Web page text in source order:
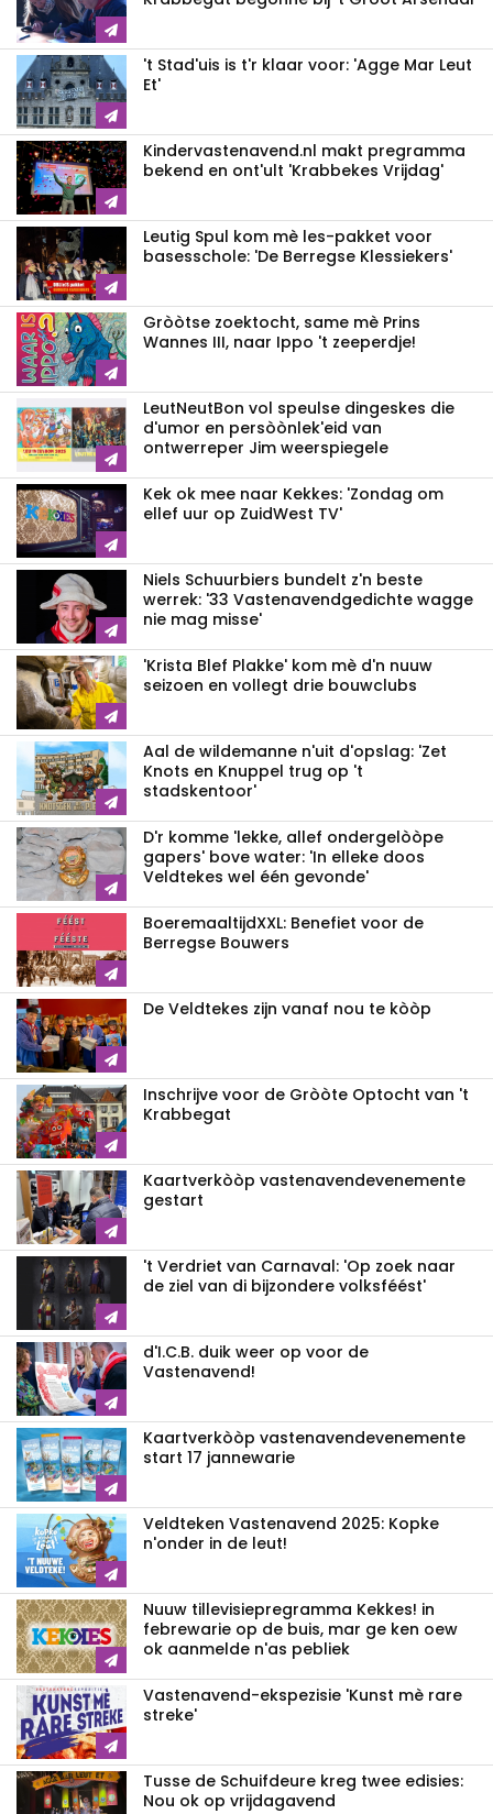
't Stad'uis is t'r klaar voor: 'Agge Mar Leut
Et'
Kindervastenavend.nl makt pregramma
bekend en ont'ult 'Krabbekes Vrijdag'
Leutig Spul kom mè les-pakket voor
basesschole: 'De Berregse Klessiekers'
Gròòtse zoektocht, same mè Prins
Wannes III, naar Ippo 't zeeperdje!
LeutNeutBon vol speulse dingeskes die
d'umor en persòònlek'eid van
ontwerreper Jim weerspiegele
Kek ok mee naar Kekkes: 'Zondag om
ellef uur op ZuidWest TV'
Niels Schuurbiers bundelt z'n beste
werrek: '33 Vastenavendgedichte wagge
nie mag misse'
'Krista Blef Plakke' kom mè d'n nuuw
seizoen en vollegt drie bouwclubs
Aal de wildemanne n'uit d'opslag: 'Zet
Knots en Knuppel trug op 't
stadskentoor'
D'r komme 'lekke, allef ondergelòòpe
gapers' bove water: 'In elleke doos
Veldtekes wel één gevonde'
BoeremaaltijdXXL: Benefiet voor de
Berregse Bouwers
De Veldtekes zijn vanaf nou te kòòp
Inschrijve voor de Gròòte Optocht van 't
Krabbegat
Kaartverkòòp vastenavendevenemente
gestart
't Verdriet van Carnaval: 'Op zoek naar
de ziel van di bijzondere volksféést'
d'I.C.B. duik weer op voor de
Vastenavend!
Kaartverkòòp vastenavendevenemente
start 17 jannewarie
Veldteken Vastenavend 2025: Kopke
n'onder in de leut!
Nuuw tillevisiepregramma Kekkes! in
febrewarie op de buis, mar ge ken oew
ok aanmelde n'as pebliek
Vastenavend-ekspezisie 'Kunst mè rare
streke'
Tusse de Schuifdeure kreg twee edisies:
Nou ok op vrijdagavend